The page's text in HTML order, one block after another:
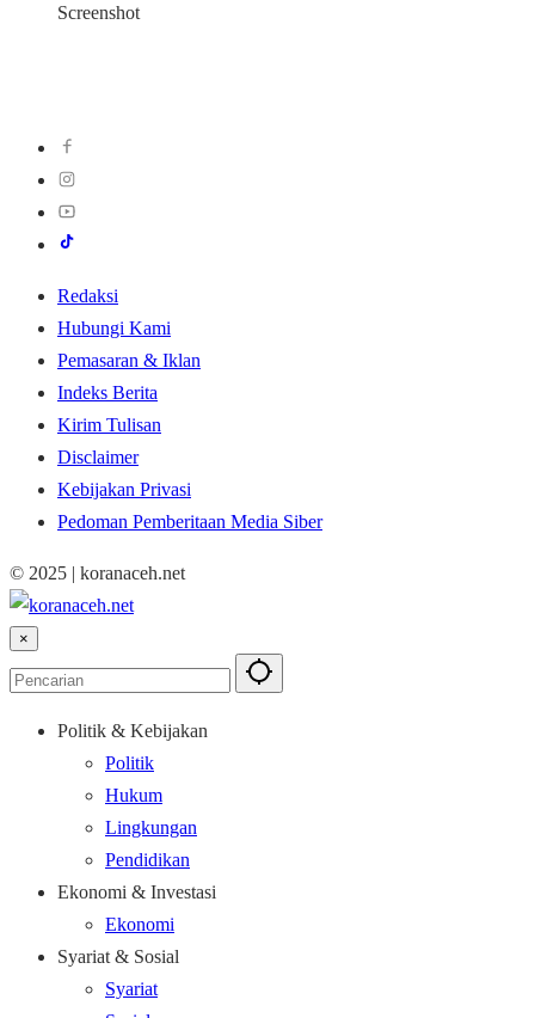
Screenshot
Redaksi
Hubungi Kami
Pemasaran & Iklan
Indeks Berita
Kirim Tulisan
Disclaimer
Kebijakan Privasi
Pedoman Pemberitaan Media Siber
© 2025 | koranaceh.net
×
Politik & Kebijakan
Politik
Hukum
Lingkungan
Pendidikan
Ekonomi & Investasi
Ekonomi
Syariat & Sosial
Syariat